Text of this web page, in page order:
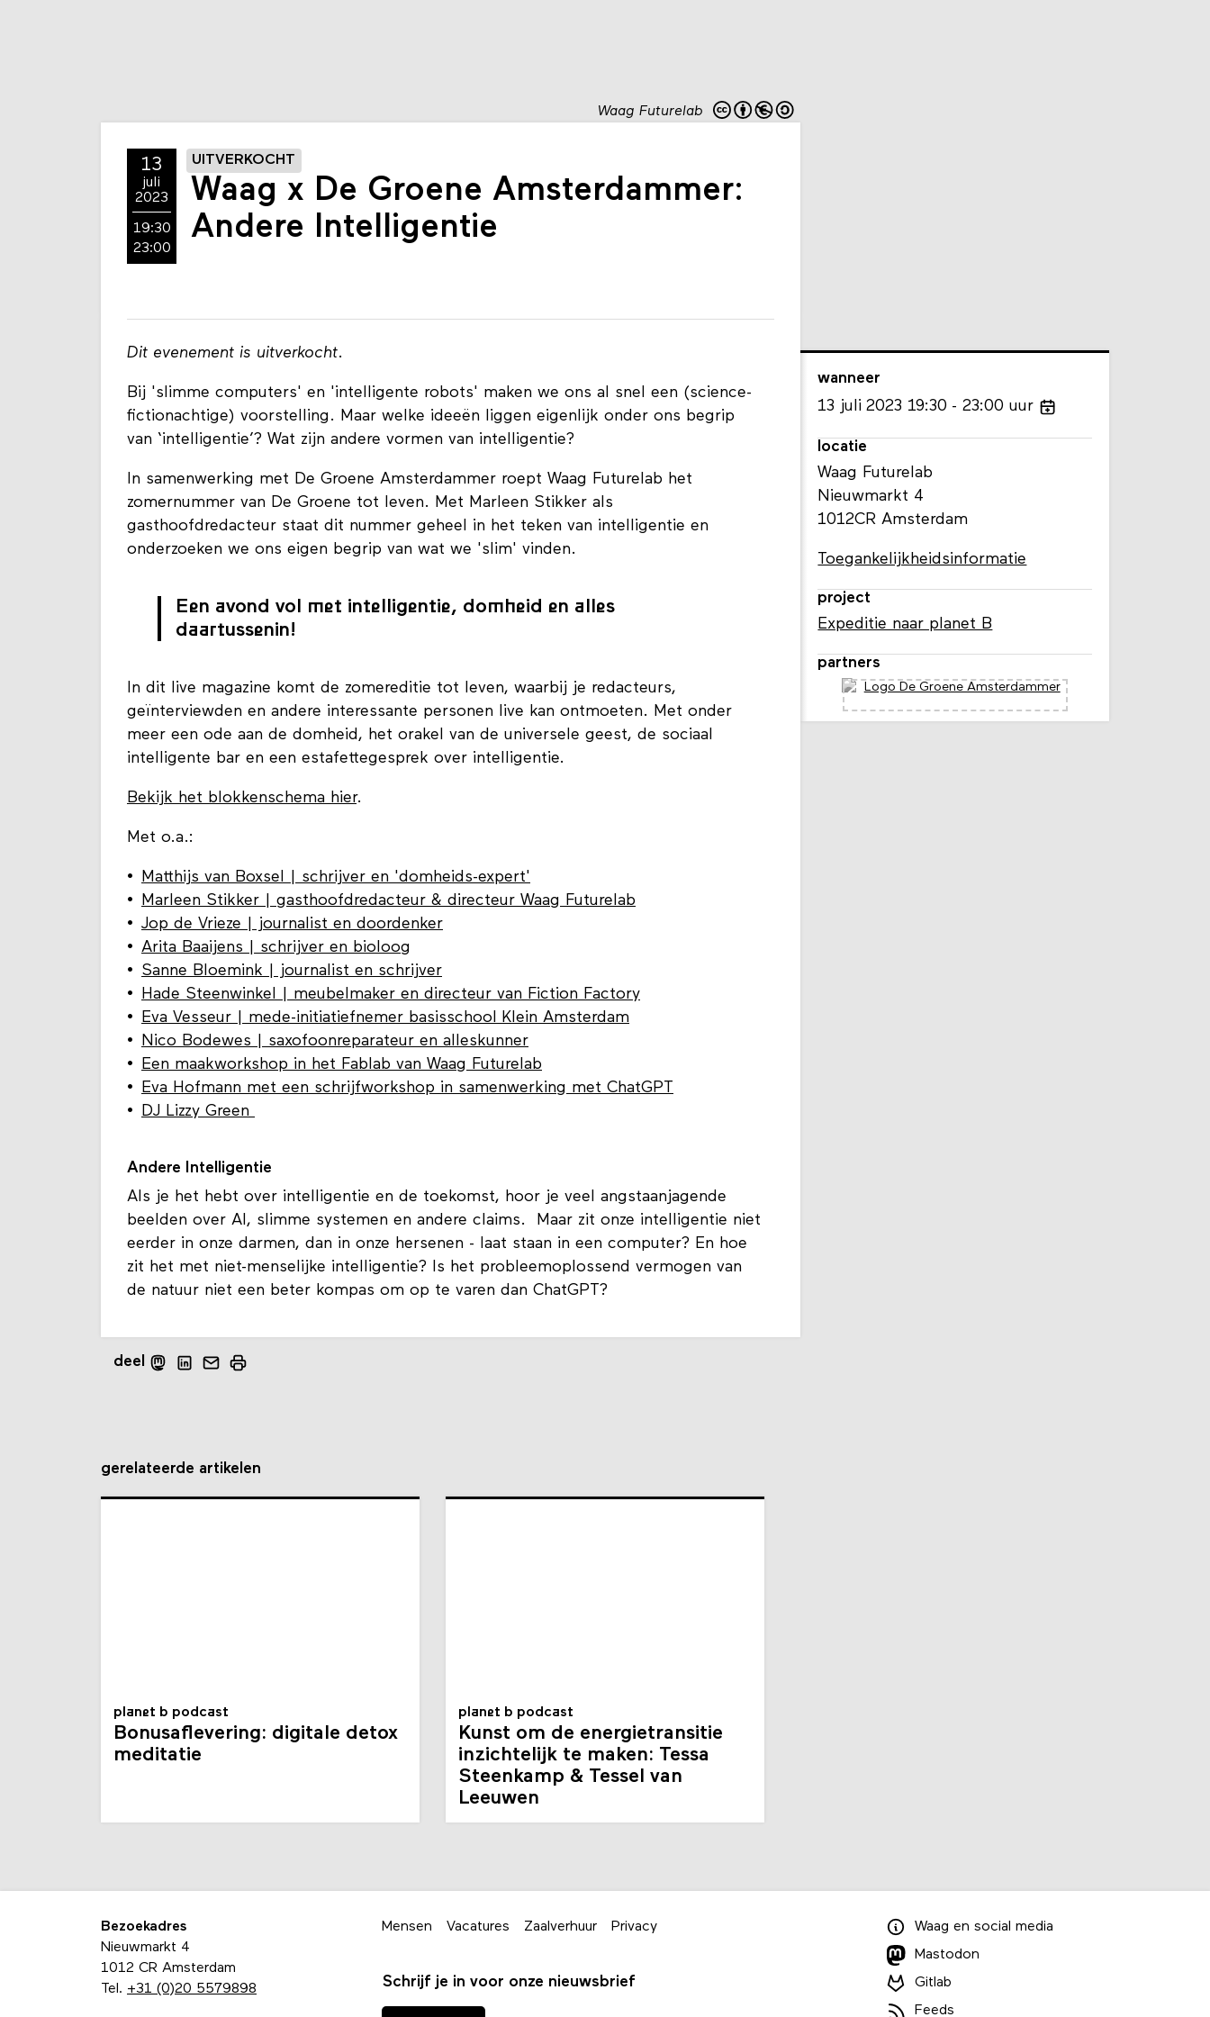
Waag Futurelab
13
juli
2023
19:30
23:00
UITVERKOCHT
Waag x De Groene Amsterdammer:
Andere Intelligentie
Dit evenement is uitverkocht.
Bij 'slimme computers' en 'intelligente robots' maken we ons al snel een (science-
fictionachtige) voorstelling. Maar welke ideeën liggen eigenlijk onder ons begrip
van ‘intelligentie’? Wat zijn andere vormen van intelligentie?
In samenwerking met De Groene Amsterdammer roept Waag Futurelab het
zomernummer van De Groene tot leven. Met Marleen Stikker als
gasthoofdredacteur staat dit nummer geheel in het teken van intelligentie en
onderzoeken we ons eigen begrip van wat we 'slim' vinden.
Een avond vol met intelligentie, domheid en alles
daartussenin!
In dit live magazine komt de zomereditie tot leven, waarbij je redacteurs,
geïnterviewden en andere interessante personen live kan ontmoeten. Met onder
meer een ode aan de domheid, het orakel van de universele geest, de sociaal
intelligente bar en een estafettegesprek over intelligentie.
Bekijk het blokkenschema hier.
Met o.a.:
Matthijs van Boxsel | schrijver en 'domheids-expert'
Marleen Stikker | gasthoofdredacteur & directeur Waag Futurelab
Jop de Vrieze | journalist en doordenker
Arita Baaijens | schrijver en bioloog
Sanne Bloemink | journalist en schrijver
Hade Steenwinkel | meubelmaker en directeur van Fiction Factory
Eva Vesseur | mede-initiatiefnemer basisschool Klein Amsterdam
Nico Bodewes | saxofoonreparateur en alleskunner
Een maakworkshop in het Fablab van Waag Futurelab
Eva Hofmann met een schrijfworkshop in samenwerking met ChatGPT
DJ Lizzy Green
Andere Intelligentie
Als je het hebt over intelligentie en de toekomst, hoor je veel angstaanjagende
beelden over AI, slimme systemen en andere claims. Maar zit onze intelligentie niet
eerder in onze darmen, dan in onze hersenen - laat staan in een computer? En hoe
zit het met niet-menselijke intelligentie? Is het probleemoplossend vermogen van
de natuur niet een beter kompas om op te varen dan ChatGPT?
wanneer
13 juli 2023 19:30 23:00 uur
locatie
Waag Futurelab
Nieuwmarkt 4
1012CR Amsterdam
Toegankelijkheidsinformatie
project
Expeditie naar planet B
partners
deel
gerelateerde artikelen
planet b podcast
Bonusaflevering: digitale detox
meditatie
planet b podcast
Kunst om de energietransitie
inzichtelijk te maken: Tessa
Steenkamp & Tessel van
Leeuwen
Bezoekadres
Nieuwmarkt 4
1012 CR Amsterdam
Tel. +31 (0)20 5579898
Mensen Vacatures Zaalverhuur Privacy
Schrijf je in voor onze nieuwsbrief
Waag en social media
Mastodon
Gitlab
Feeds